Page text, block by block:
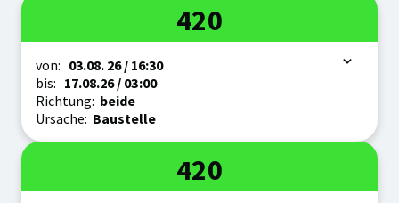
Linie
420
Zeitraum
von: 03.08. 26/ 16:30
bis: 17.08.26/ 03:00
Richtung: beide
Ursache: Baustelle
Linie
420